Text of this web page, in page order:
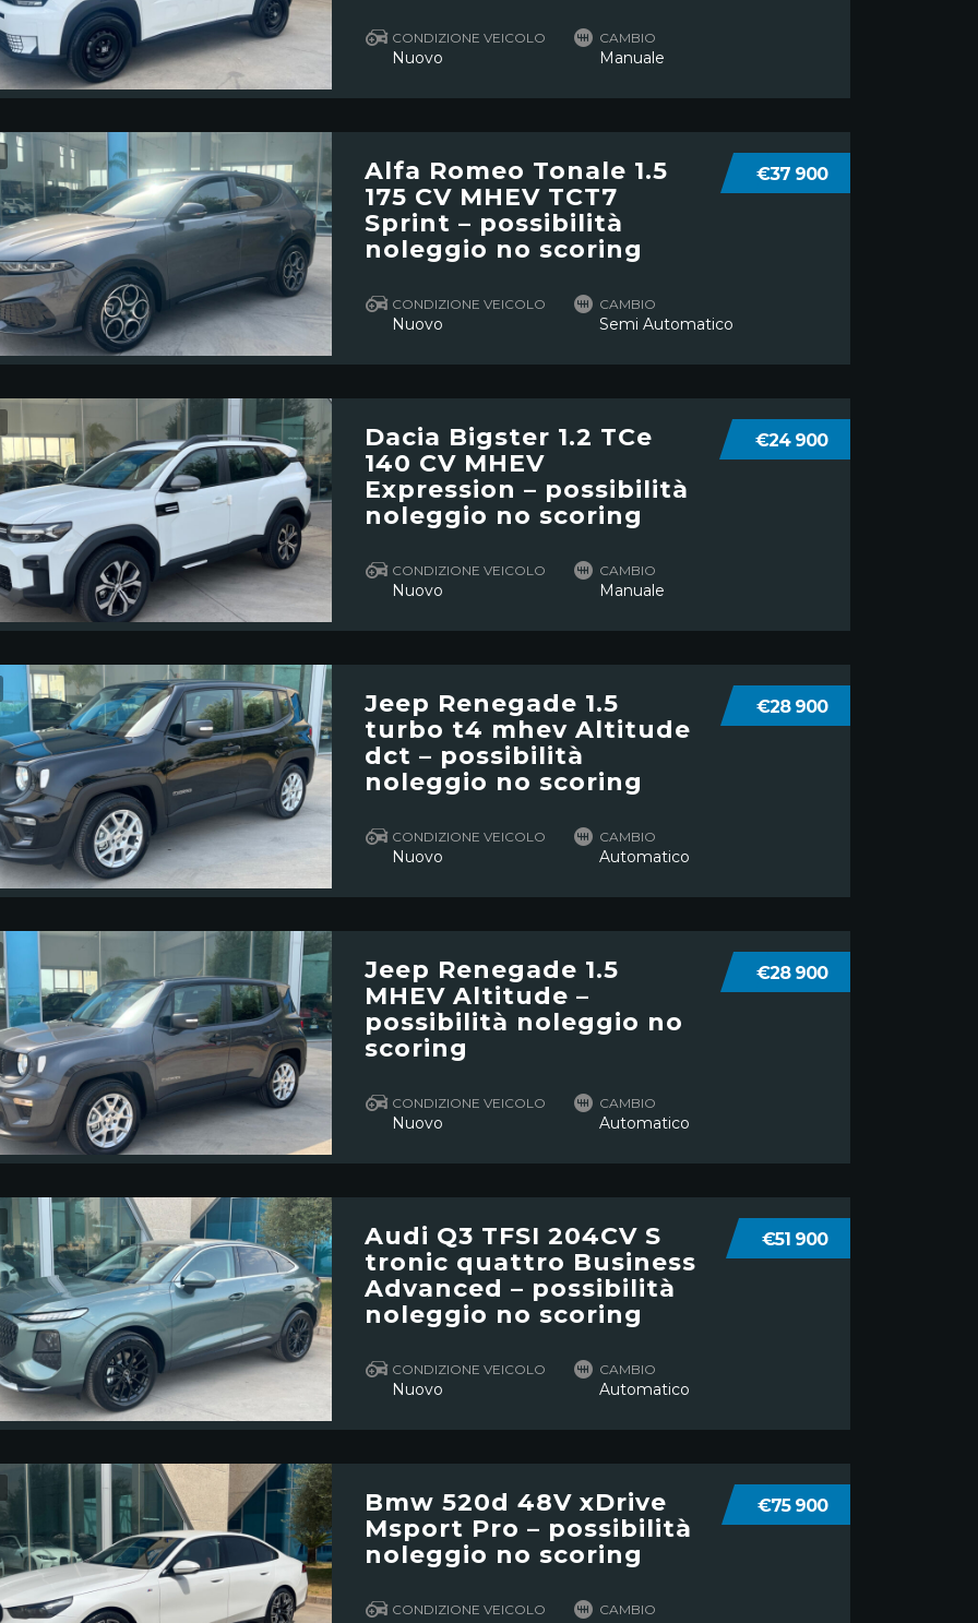
CONDIZIONE VEICOLO
Nuovo
CAMBIO
Manuale
€37 900
Alfa Romeo Tonale 1.5
175 CV MHEV TCT7
Sprint – possibilità
noleggio no scoring
CONDIZIONE VEICOLO
Nuovo
CAMBIO
Semi Automatico
€24 900
Dacia Bigster 1.2 TCe
140 CV MHEV
Expression – possibilità
noleggio no scoring
CONDIZIONE VEICOLO
Nuovo
CAMBIO
Manuale
€28 900
Jeep Renegade 1.5
turbo t4 mhev Altitude
dct – possibilità
noleggio no scoring
CONDIZIONE VEICOLO
Nuovo
CAMBIO
Automatico
€28 900
Jeep Renegade 1.5
MHEV Altitude –
possibilità noleggio no
scoring
CONDIZIONE VEICOLO
Nuovo
CAMBIO
Automatico
€51 900
Audi Q3 TFSI 204CV S
tronic quattro Business
Advanced – possibilità
noleggio no scoring
CONDIZIONE VEICOLO
Nuovo
CAMBIO
Automatico
€75 900
Bmw 520d 48V xDrive
Msport Pro – possibilità
noleggio no scoring
CONDIZIONE VEICOLO CAMBIO